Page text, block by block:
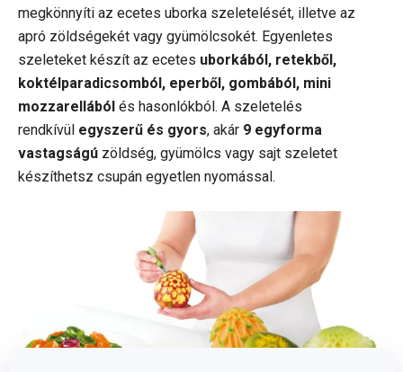
megkönnyíti az ecetes uborka szeletelését, illetve az
apró zöldségekét vagy gyümölcsokét. Egyenletes
szeleteket készít az ecetes uborkából, retekből,
koktélparadicsomból, eperből, gombából, mini
mozzarellából és hasonlókból. A szeletelés
rendkívül egyszerű és gyors, akár 9 egyforma
vastagságú zöldség, gyümölcs vagy sajt szeletet
készíthetsz csupán egyetlen nyomással.